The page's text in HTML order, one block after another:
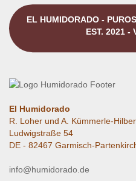
EL HUMIDORADO -
EST. 2021 -
El Humidorado
R. Loher und A. Kümmerle-
Ludwigstraße 54
DE - 82467 Garmisch-
info@humidorado.de